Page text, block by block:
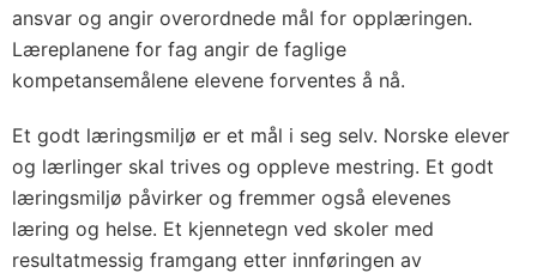
ansvar og angir overordnede mål for opplæringen.
Læreplanene for fag angir de faglige
kompetansemålene elevene forventes å nå.
Et godt læringsmiljø er et mål i seg selv. Norske elever
og lærlinger skal trives og oppleve mestring. Et godt
læringsmiljø påvirker og fremmer også elevenes
læring og helse. Et kjennetegn ved skoler med
resultatmessig framgang etter innføringen av